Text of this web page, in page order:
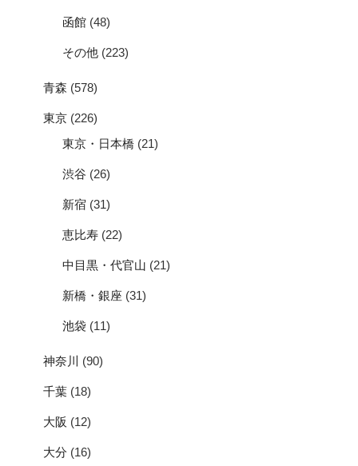
函館 (48)
その他 (223)
青森 (578)
東京 (226)
東京・日本橋 (21)
渋谷 (26)
新宿 (31)
恵比寿 (22)
中目黒・代官山 (21)
新橋・銀座 (31)
池袋 (11)
神奈川 (90)
千葉 (18)
大阪 (12)
大分 (16)